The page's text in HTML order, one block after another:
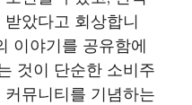
았다고 회상합니
이야기를 공유함에
것이 단순한 소비주
뮤니티를 기념하는